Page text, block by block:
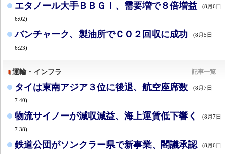
エタノール大手ＢＢＧＩ、需要増で８倍増益 (8月6日
6:02)
バンチャーク、製油所でＣＯ２回収に成功 (8月5日
6:23)
運輸・インフラ 記事一覧
タイは東南アジア３位に後退、航空座席数 (8月7日
7:40)
物流サイノーが減収減益、海上運賃低下響く (8月7日
7:38)
鉄道公団がソンクラー県で新事業、閣議承認 (8月6日